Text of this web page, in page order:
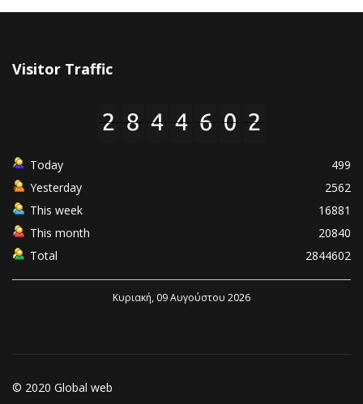
Visitor Traffic
Today
499
Yesterday
2562
This week
16881
This month
20840
Total
2844602
Κυριακή, 09 Αυγούστου 2026
© 2020 Global web